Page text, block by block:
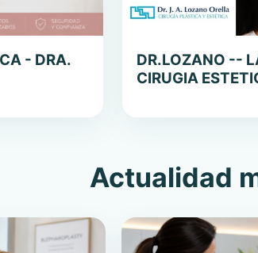
- DRA.
DR.LOZANO --
CIRUGIA
Actualidad